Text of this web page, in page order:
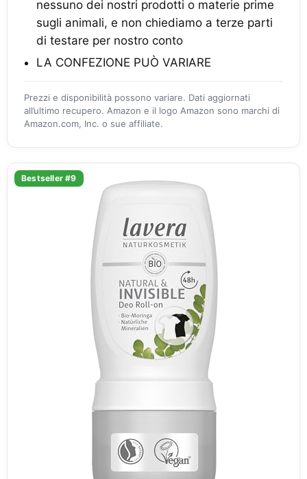
nessuno dei nostri prodotti o materie prime
sugli animali, e non chiediamo a terze parti
di testare per nostro conto
LA CONFEZIONE PUÒ VARIARE
Prezzi e disponibilità possono variare. Dati aggiornati
all’ultimo recupero. Amazon e il logo Amazon sono marchi di
Amazon.com, Inc. o sue affiliate.
Bestseller #9